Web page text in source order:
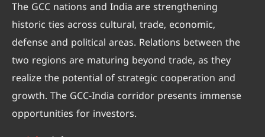
The GCC nations and India are strengthening
historic ties across cultural, trade, economic,
defense and political areas. Relations between the
two regions are maturing beyond trade, as they
realize the potential of strategic cooperation and
growth. The GCC-India corridor presents immense
opportunities for investors.